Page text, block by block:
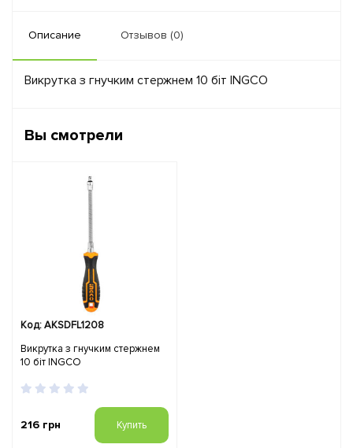
Описание Отзывов (0)
Викрутка з гнучким стержнем 10 біт INGCO
Вы смотрели
Код: AKSDFL1208
Викрутка з гнучким стержнем
10 біт INGCO
216 грн Купить